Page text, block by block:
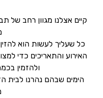
קיים אצלנו מגוון רחב של
כל שעליך לעשות הוא
האירוע והתאריכים כדי
ולהזמין
הימים שבהם נהרנו לבית